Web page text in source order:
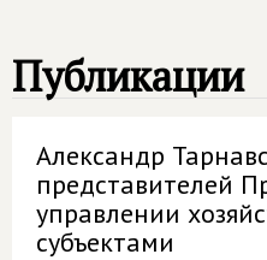
Публикации
Александр
представителей
управлении
субъектами